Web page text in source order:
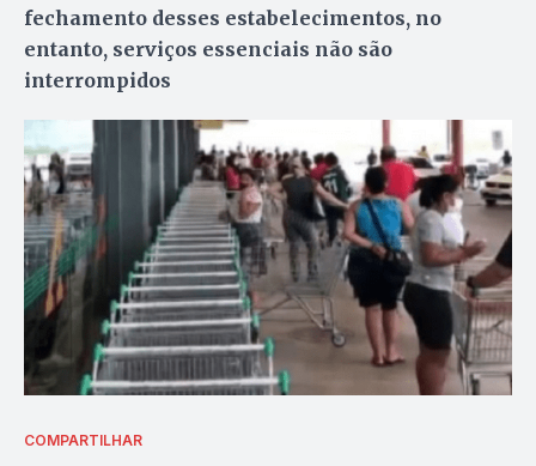
fechamento desses estabelecimentos, no
entanto, serviços essenciais não são
interrompidos
COMPARTILHAR